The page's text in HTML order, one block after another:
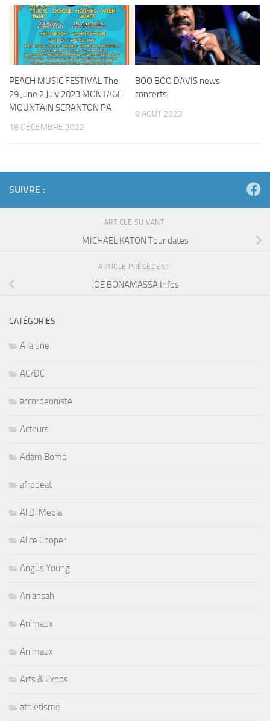
PEACH MUSIC FESTIVAL The
29 June 2 July 2023 MONTAGE
MOUNTAIN SCRANTON PA
18 DÉCEMBRE 2022
BOO BOO DAVIS news
concerts
8 AOÛT 2023
SUIVRE :
ARTICLE SUIVANT
MICHAEL KATON Tour dates
ARTICLE PRÉCÉDENT
JOE BONAMASSA Infos
CATÉGORIES
A la une
AC/DC
accordeoniste
Acteurs
Adam Bomb
afrobeat
Al Di Meola
Alice Cooper
Angus Young
Aniansah
Animaux
Animaux
Arts & Expos
athletisme